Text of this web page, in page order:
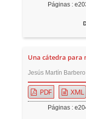
Páginas :
Una cátedra para
Jesús Martín Barbero
PDF XML
Páginas :